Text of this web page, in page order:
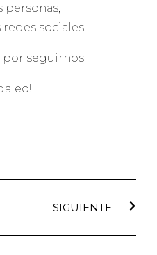
sociales.
por seguirnos
SIGUIENTE